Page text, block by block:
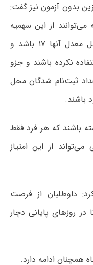
بدون آزمون نیز گفت:
می‌توانند از این سهمیه
استفاده کنند به شرط آنکه اولاً حداقل معدل آنها ۱۷ باشد و
نکرده باشند و جزو
ثبت‌نام شدگان محل
باشند.
باشند که هر فرد فقط
از این امتیاز
داوطلبان از فرصت
در روزهای پایانی دچار